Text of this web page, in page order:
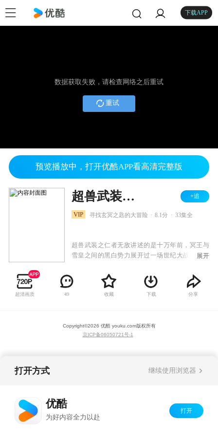
下载APP
数据获取失败，请检查网络之后重试
重试
预览播放中，打开优酷APP看高清完整版
超兽武装之仁者无敌 +追
VIP 寻找玄冥之匙的大冒险 8.1分 33集全
超兽武装之仁者无敌讲述的是十万年前，冥王与
雪皇之间的黑白势力展开过一场世纪大战，却以
着这短短的相交期，一场末世天劫就要到来了。
在浩瀚宇宙中，一艘来自冥界的黑武士的飞船为
了寻找玄冥之匙而穿越时空进入地球世界。
展开
超清画质 49 收藏 下载 分享
Copyright©2026 优酷 youku.com版权所有
京ICP备06050721号-1
打开方式 继续使用浏览器
优酷
为好内容全力以赴
打开